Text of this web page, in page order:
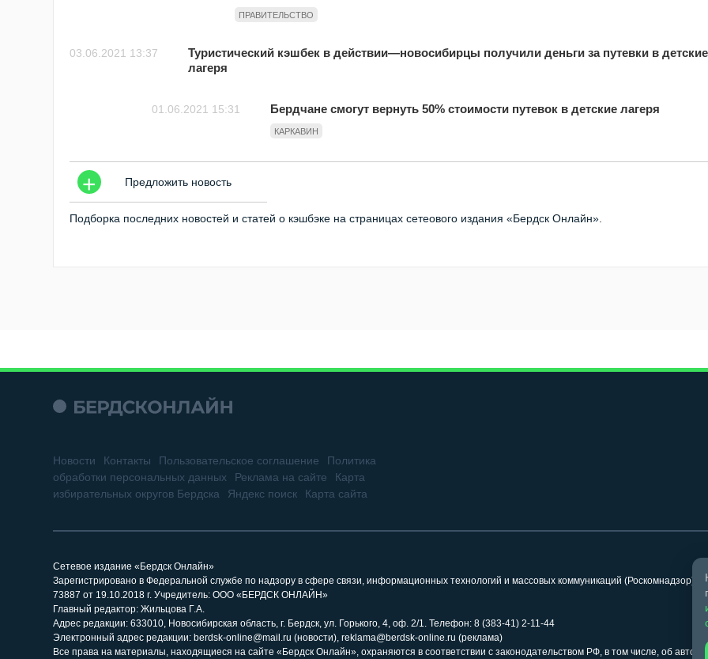
ПРАВИТЕЛЬСТВО
03.06.2021 13:37
Туристический кэшбек в действии—новосибирцы получили деньги за путевки в детские
лагеря
01.06.2021 15:31 Бердчане смогут вернуть 50% стоимости путевок в детские лагеря
КАРКАВИН
+ Предложить новость
Подборка последних новостей и статей о кэшбэке на страницах сетеового издания «Бердск Онлайн».
Новости Контакты Пользовательское соглашение
Политика
обработки персональных данных
Реклама на сайте
Карта
избирательных округов Бердска
Яндекс поиск Карта сайта
Сетевое издание «Бердск Онлайн»
Зарегистрировано в Федеральной службе по надзору в сфере связи, информационных технологий и массовых коммуникаций
73887 от 19.10.2018 г. Учредитель: ООО «БЕРДСК ОНЛАЙН»
Главный редактор: Жильцова Г.А.
Адрес редакции: 633010, Новосибирская область, г. Бердск, ул. Горького, 4, оф. 2/1. Телефон: 8 (383-41) 2-11-44
Электронный адрес редакции: berdsk-online@mail.ru (новости), reklama@berdsk-online.ru (реклама)
Все права на материалы, находящиеся на сайте «Бердск Онлайн», охраняются в соответствии с законодательством РФ, в том числе, об